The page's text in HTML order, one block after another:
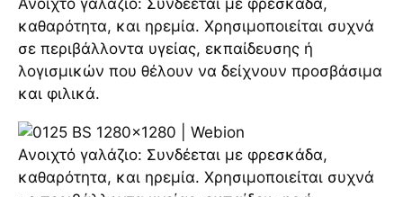
Ανοιχτό γαλάζιο: Συνδέεται με φρεσκάδα,
καθαρότητα, και ηρεμία. Χρησιμοποιείται συχνά
σε περιβάλλοντα υγείας, εκπαίδευσης ή
λογισμικών που θέλουν να δείχνουν προσβάσιμα
και φιλικά.
Ανοιχτό γαλάζιο: Συνδέεται με φρεσκάδα,
καθαρότητα, και ηρεμία. Χρησιμοποιείται συχνά